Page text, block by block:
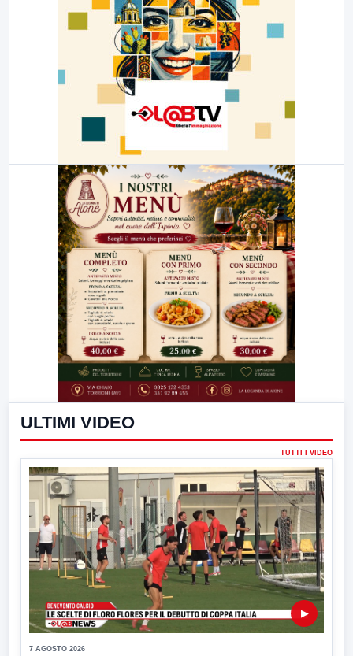
ULTIMI VIDEO
TUTTI I VIDEO
▶
7 AGOSTO 2026